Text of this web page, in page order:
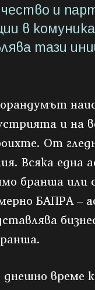
и
в
тази
и на
От
Всяка една
бранша или
БАПРА –
днешно време